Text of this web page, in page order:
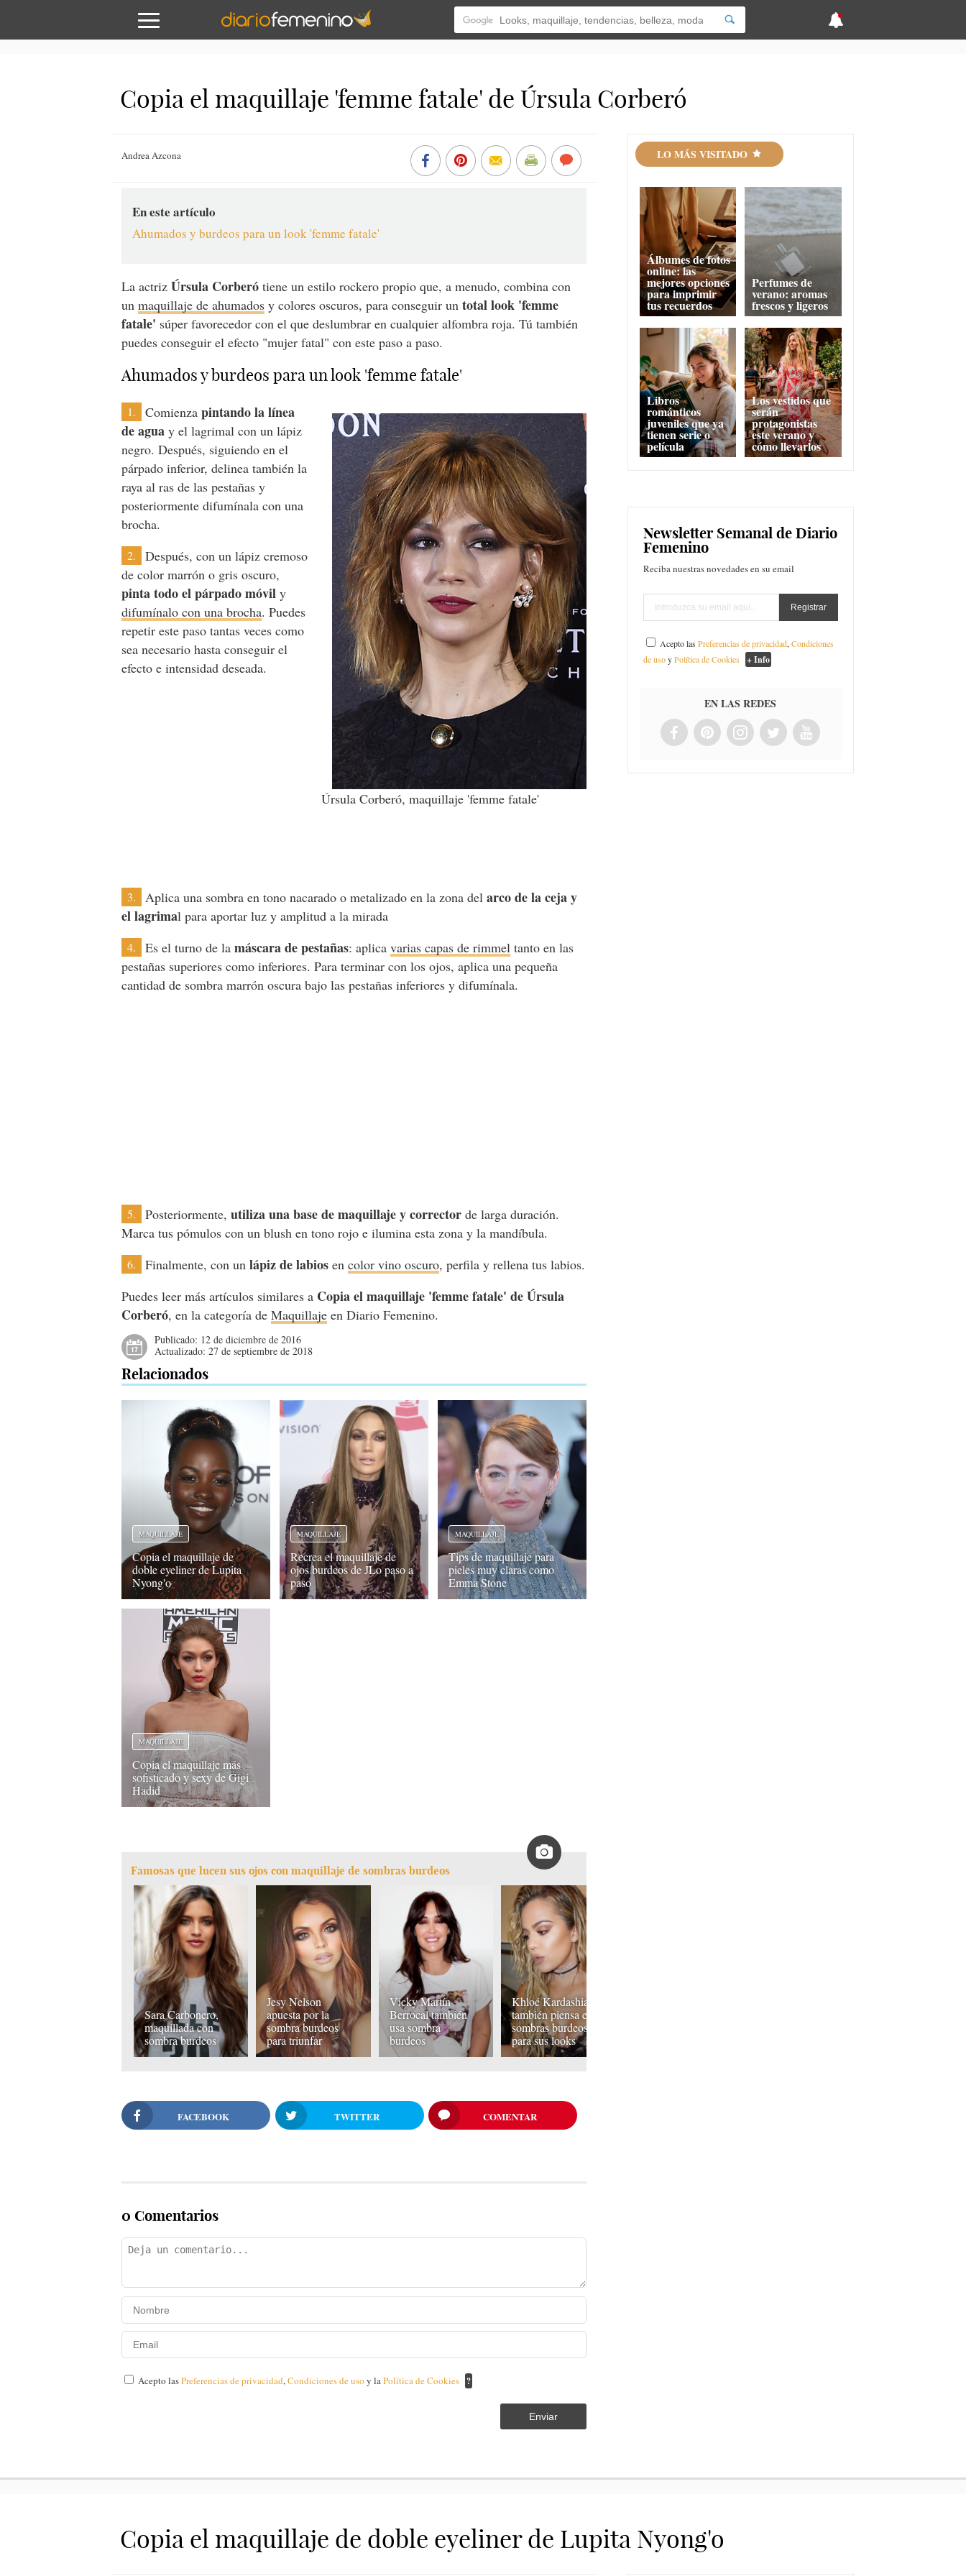
Copia el maquillaje 'femme fatale' de Úrsula Corberó
Andrea Azcona
En este artículo
Ahumados y burdeos para un look 'femme fatale'
La actriz Úrsula Corberó tiene un estilo rockero propio que, a menudo, combina con
unmaquillaje de ahumados y colores oscuros, para conseguir untotal look 'femme
fatale' súper favorecedor con el que deslumbrar en cualquier alfombra roja. Tú también
puedes conseguir el efecto "mujer fatal" con este paso a paso.
Ahumados y burdeos para un look 'femme fatale'
Úrsula Corberó, maquillaje 'femme fatale'
1. Comienzapintando la línea
de agua y el lagrimal con un lápiz
negro. Después, siguiendo en el
párpado inferior, delinea también la
raya al ras de las pestañas y
posteriormente difumínala con una
brocha.
2.
Después, con un lápiz cremoso
de color marrón o gris oscuro,
pinta todo el párpado móvil y
difumínalo con una brocha. Puedes
repetir este paso tantas veces como
sea necesario hasta conseguir el
efecto e intensidad deseada.
3. Aplica una sombra en tono nacarado o metalizado en la zona del arco de la ceja y
el lagrimal para aportar luz y amplitud a la mirada
4. Es el turno de la máscara de pestañas: aplicavarias capas de rimmel tanto en las
pestañas superiores como inferiores. Para terminar con los ojos, aplica una pequeña
cantidad de sombra marrón oscura bajo las pestañas inferiores y difumínala.
5. Posteriormente,utiliza una base de maquillaje y corrector de larga duración.
Marca tus pómulos con un blush en tono rojo e ilumina esta zona y la mandíbula.
6. Finalmente, con unlápiz de labios encolor vino oscuro, perfila y rellena tus labios.
Puedes leer más artículos similares a Copia el maquillaje 'femme fatale' de Úrsula
Corberó, en la categoría deMaquillaje en Diario Femenino.
Publicado: 12 de diciembre de 2016
Actualizado:27 de septiembre de 2018
Relacionados
MAQUILLAJE
Copia el maquillaje de
doble eyeliner de Lupita
Nyong'o
MAQUILLAJE
Recrea el maquillaje de
ojos burdeos de JLo paso a
paso
MAQUILLAJE
Tips de maquillaje para
pieles muy claras como
Emma Stone
MAQUILLAJE
Copia el maquillaje más
sofisticado y sexy de Gigi
Hadid
Famosas que lucen sus ojos con maquillaje de sombras burdeos
Sara Carbonero,
maquillada con
sombra burdeos
Jesy Nelson
apuesta por la
sombra burdeos
para triunfar
Vicky Martín
Berrocal también
usa sombra
burdeos
Khloé Kardashian
también piensa en
sombras burdeos
para sus looks
FACEBOOK TWITTER COMENTAR
0 Comentarios
Acepto lasPreferencias de privacidad,Condiciones de usoy laPolítica de Cookies ?
Enviar
LO MÁS VISITADO
Álbumes de fotos
online: las
mejores opciones
para imprimir
tus recuerdos
Perfumes de
verano: aromas
frescos y ligeros
Libros
románticos
juveniles que ya
tienen serie o
película
Los vestidos que
serán
protagonistas
este verano y
cómo llevarlos
Newsletter Semanal de Diario
Femenino
Reciba nuestras novedades en su email
Acepto lasPreferencias de privacidad,Condiciones
de usoyPolítica de Cookies + Info
EN LAS REDES
Copia el maquillaje de doble eyeliner de Lupita Nyong'o